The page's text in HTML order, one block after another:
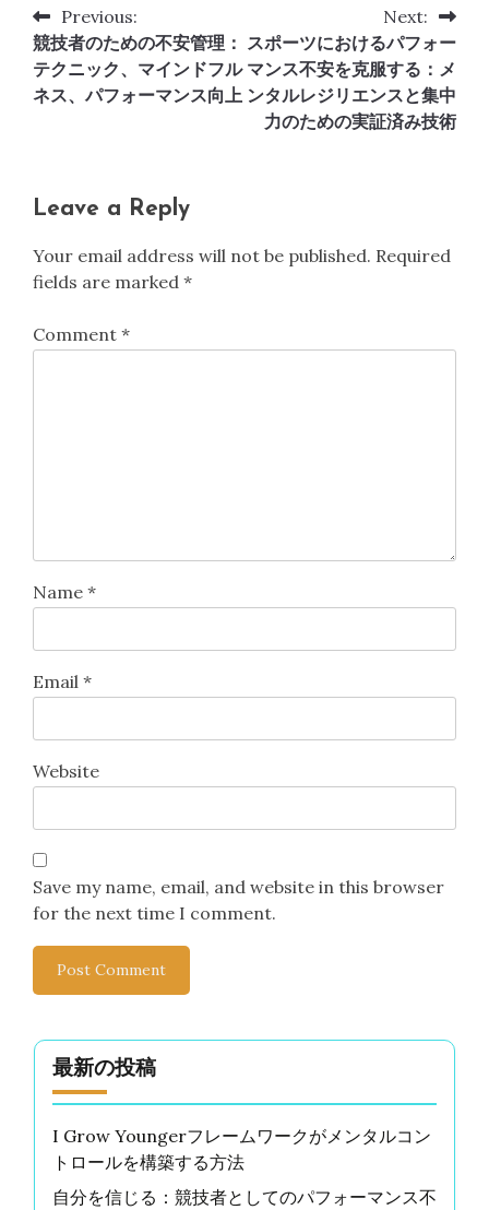
Post
navigation
Previous:
競技者のための不安管理：
テクニック、マインドフル
ネス、パフォーマンス向上
Next:
スポーツにおけるパフォー
マンス不安を克服する：メ
ンタルレジリエンスと集中
力のための実証済み技術
Leave a Reply
Your email address will not be published. Required
fields are marked *
Comment *
Name *
Email *
Website
Save my name, email, and website in this browser
for the next time I comment.
最新の投稿
I Grow Youngerフレームワークがメンタルコン
トロールを構築する方法
自分を信じる：競技者としてのパフォーマンス不